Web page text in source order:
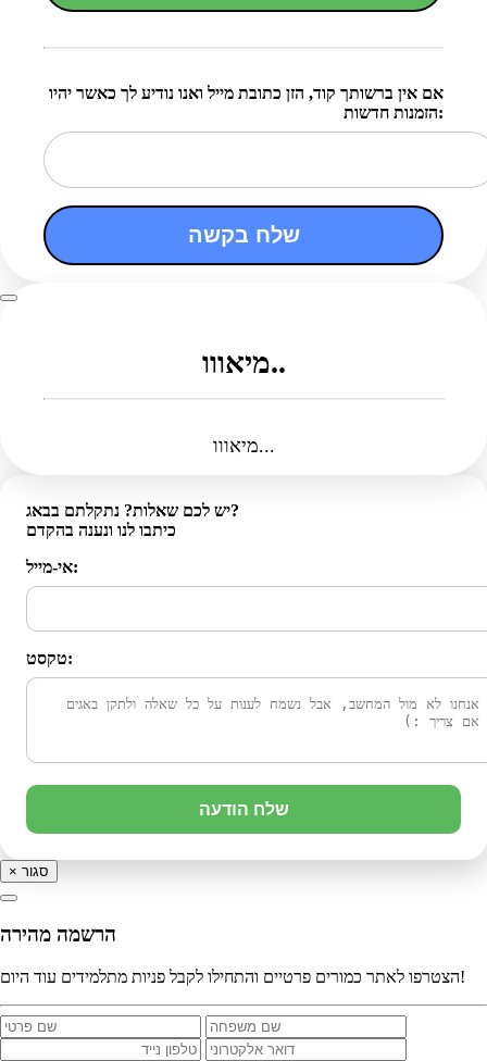
אם אין ברשותך קוד, הזן כתובת מייל ואנו נודיע לך כאשר יהיו
הזמנות חדשות:
שלח בקשה
מיאווו..
מיאווו...
יש לכם שאלות? נתקלתם בבאג?
כיתבו לנו ונענה בהקדם
אי-מייל:
טקסט:
שלח הודעה
× סגור
הרשמה מהירה
הצטרפו לאתר כמורים פרטיים והתחילו לקבל פניות מתלמידים עוד היום!